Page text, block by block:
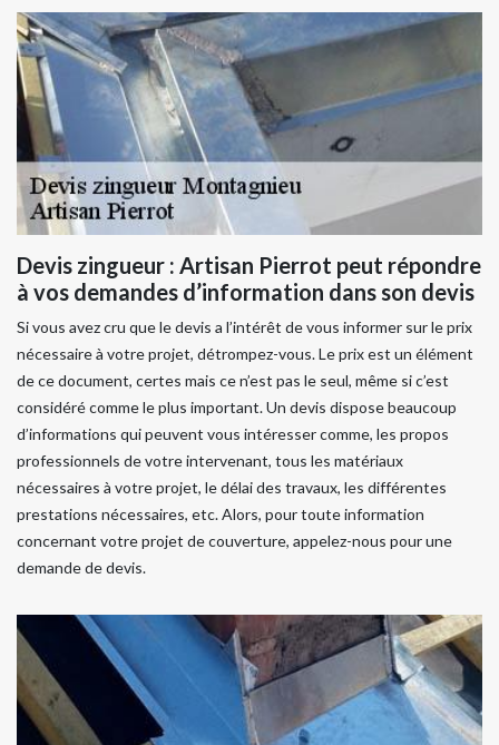
Devis zingueur : Artisan Pierrot peut répondre
à vos demandes d’information dans son devis
Si vous avez cru que le devis a l’intérêt de vous informer sur le prix
nécessaire à votre projet, détrompez-vous. Le prix est un élément
de ce document, certes mais ce n’est pas le seul, même si c’est
considéré comme le plus important. Un devis dispose beaucoup
d’informations qui peuvent vous intéresser comme, les propos
professionnels de votre intervenant, tous les matériaux
nécessaires à votre projet, le délai des travaux, les différentes
prestations nécessaires, etc. Alors, pour toute information
concernant votre projet de couverture, appelez-nous pour une
demande de devis.